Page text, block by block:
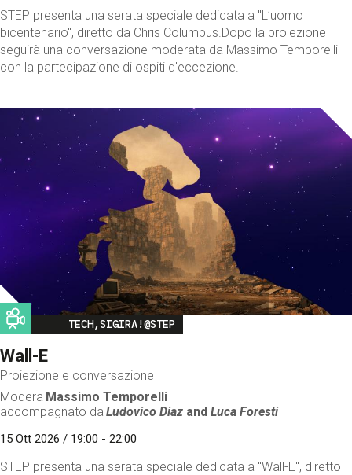
STEP presenta una serata speciale dedicata a "L’uomo
bicentenario", diretto da Chris Columbus.Dopo la proiezione
seguirà una conversazione moderata da Massimo Temporelli
con la partecipazione di ospiti d'eccezione.
Image
TECH,SIGIRA!@STEP
Wall-E
Proiezione e conversazione
Modera Massimo Temporelli
accompagnato da Ludovico Diaz andLuca Foresti
15 Ott 2026 / 19:00 - 22:00
STEP presenta una serata speciale dedicata a "Wall-E", diretto